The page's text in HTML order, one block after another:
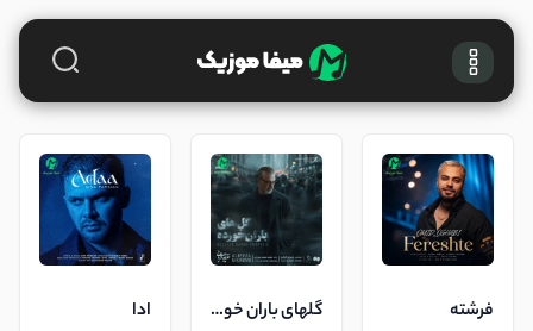
فرشته گلهای باران خورده ادا